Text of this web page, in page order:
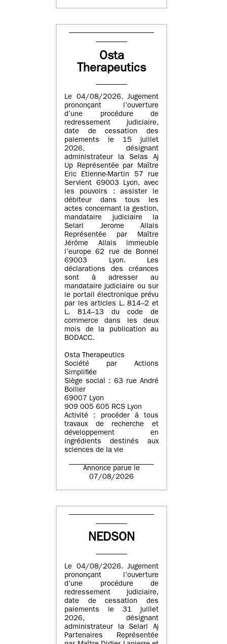
Osta
Therapeutics
Le 04/08/2026. Jugement
prononçant l’ouverture
d’une procédure de
redressement judiciaire,
date de cessation des
paiements le 15 juillet
2026, désignant
administrateur la Selas Aj
Up Représentée par Maître
Eric Etienne-Martin 57 rue
Servient 69003 Lyon, avec
les pouvoirs : assister le
débiteur dans tous les
actes concernant la gestion,
mandataire judiciaire la
Selarl Jerome Allais
Représentée par Maître
Jérôme Allais immeuble
l’europe 62 rue de Bonnel
69003 Lyon. Les
déclarations des créances
sont à adresser au
mandataire judiciaire ou sur
le portail électronique prévu
par les articles L. 814–2 et
L. 814–13 du code de
commerce dans les deux
mois de la publication au
BODACC.
Osta Therapeutics
Société par Actions
Simplifiée
Siège social : 63 rue André
Bollier
69007 Lyon
909 005 605 RCS Lyon
Activité : procéder à tous
travaux de recherche et
développement en
ingrédients destinés aux
sciences de la vie
Annonce parue le
07/08/2026
NEDSON
Le 04/08/2026. Jugement
prononçant l’ouverture
d’une procédure de
redressement judiciaire,
date de cessation des
paiements le 31 juillet
2026, désignant
administrateur la Selarl Aj
Partenaires Représentée